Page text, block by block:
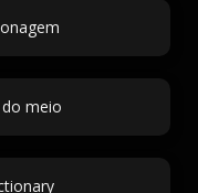
meio